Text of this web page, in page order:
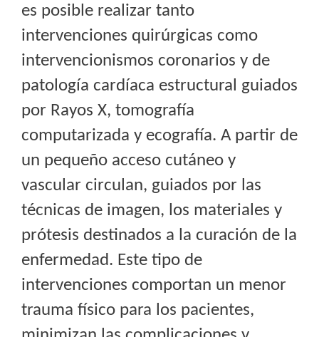
es posible realizar tanto
intervenciones quirúrgicas como
intervencionismos coronarios y de
patología cardíaca estructural guiados
por Rayos X, tomografía
computarizada y ecografía. A partir de
un pequeño acceso cutáneo y
vascular circulan, guiados por las
técnicas de imagen, los materiales y
prótesis destinados a la curación de la
enfermedad. Este tipo de
intervenciones comportan un menor
trauma físico para los pacientes,